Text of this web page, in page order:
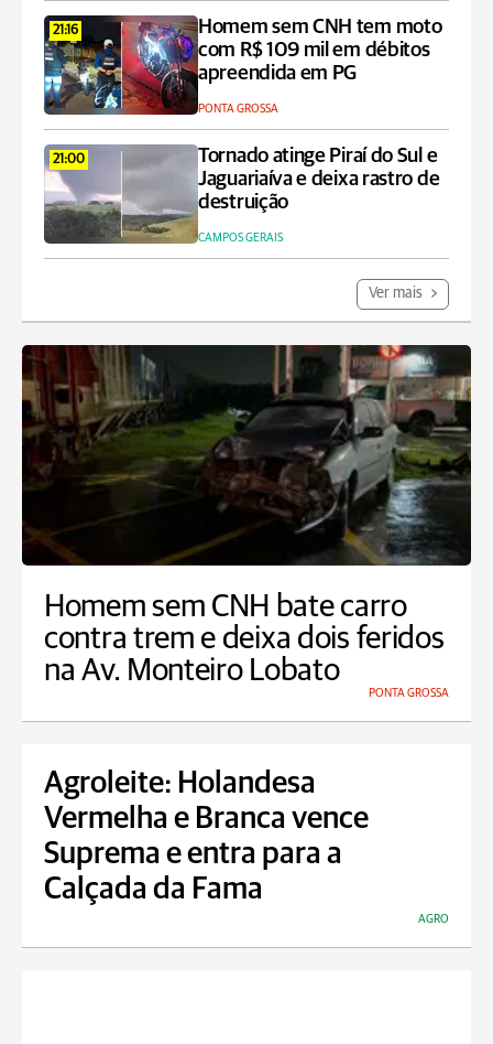
21:16
Homem sem CNH tem moto
com R$ 109 mil em débitos
apreendida em PG
PONTA GROSSA
21:00
Tornado atinge Piraí do Sul e
Jaguariaíva e deixa rastro de
destruição
CAMPOS GERAIS
Ver mais
Homem sem CNH bate carro
contra trem e deixa dois feridos
na Av. Monteiro Lobato
PONTA GROSSA
Agroleite: Holandesa
Vermelha e Branca vence
Suprema e entra para a
Calçada da Fama
AGRO